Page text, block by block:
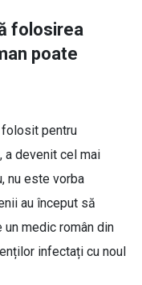
folosirea
poate
folosit pentru
a devenit cel mai
nu este vorba
au început să
medic român din
infectați cu noul